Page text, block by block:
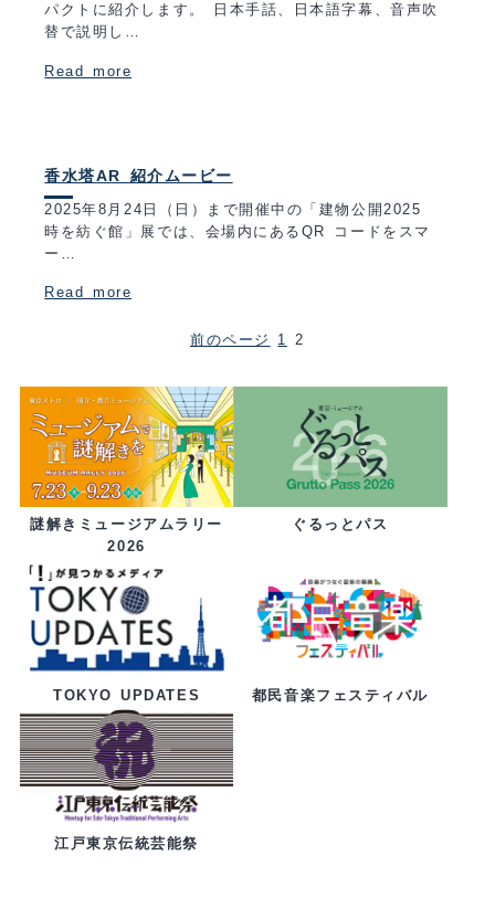
パクトに紹介します。 日本手話、日本語字幕、音声吹
替で説明し…
Read more
香水塔AR 紹介ムービー
2025年8月24日（日）まで開催中の「建物公開2025
時を紡ぐ館」展では、会場内にあるQR コードをスマ
ー…
Read more
前のページ 1 2
謎解きミュージアムラリー
2026
ぐるっとパス
TOKYO UPDATES 都民音楽フェスティバル
江戸東京伝統芸能祭